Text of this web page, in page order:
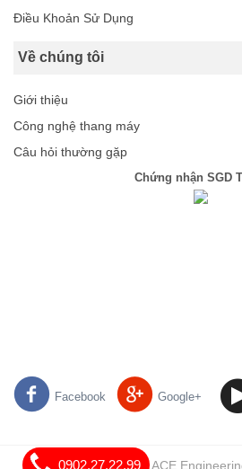
0902.27.22.99
Điều Khoản Sử Dụng
Về chúng tôi
Giới thiệu
Công nghệ thang máy
Câu hỏi thường gặp
Chứng nhận SGD
Facebook Google+
Bản quyền thuộc © ACE